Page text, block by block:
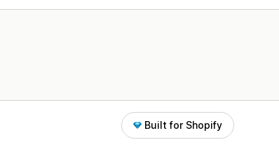
Built for Shopify